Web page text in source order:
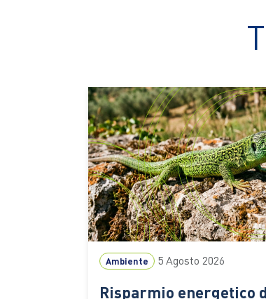
Ambiente 5 Agosto 2026
Risparmio energetico